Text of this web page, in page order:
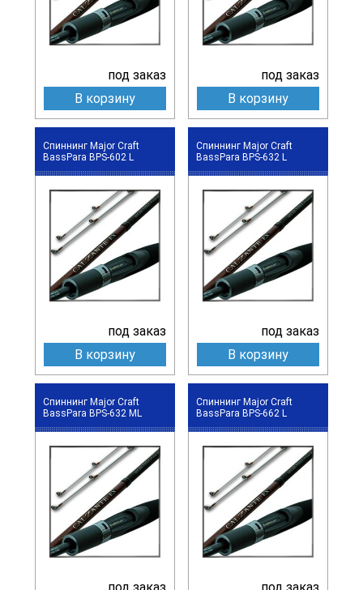
под заказ
В корзину
под заказ
В корзину
Спиннинг Major Craft
BassPara BPS-602 L
под заказ
В корзину
Спиннинг Major Craft
BassPara BPS-632 L
под заказ
В корзину
Спиннинг Major Craft
BassPara BPS-632 ML
под заказ
Спиннинг Major Craft
BassPara BPS-662 L
под заказ